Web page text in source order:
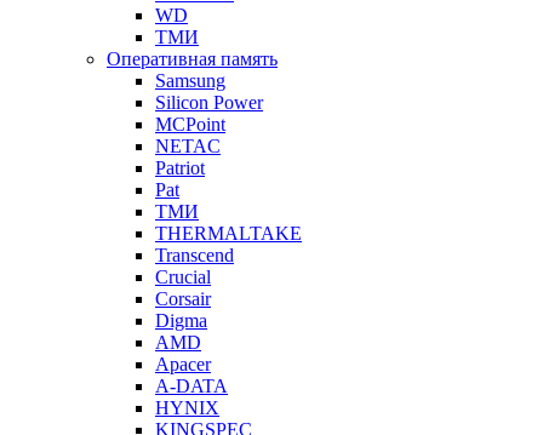
WD
ТМИ
Оперативная память
Samsung
Silicon Power
MCPoint
NETAC
Patriot
Pat
ТМИ
THERMALTAKE
Transcend
Crucial
Corsair
Digma
AMD
Apacer
A-DATA
HYNIX
KINGSPEC